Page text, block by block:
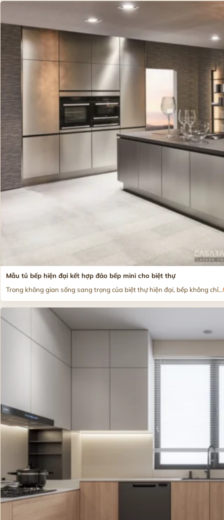
Mẫu tủ bếp hiện đại kết hợp đảo bếp mini cho biệt thự
Trong không gian sống sang trọng của biệt thự hiện đại, bếp không chỉ...